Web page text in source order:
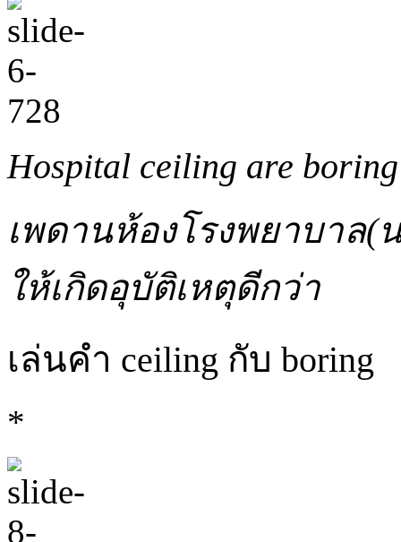
Hospital ceiling are
เพดานห้องโรงพยาบาล
ให้เกิดอุบัติเหตุดีกว่า
เล่นคำ ceiling กับ boring
*